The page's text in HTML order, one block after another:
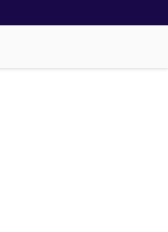
كلية الحاسبات والذكاء الاصطناعي